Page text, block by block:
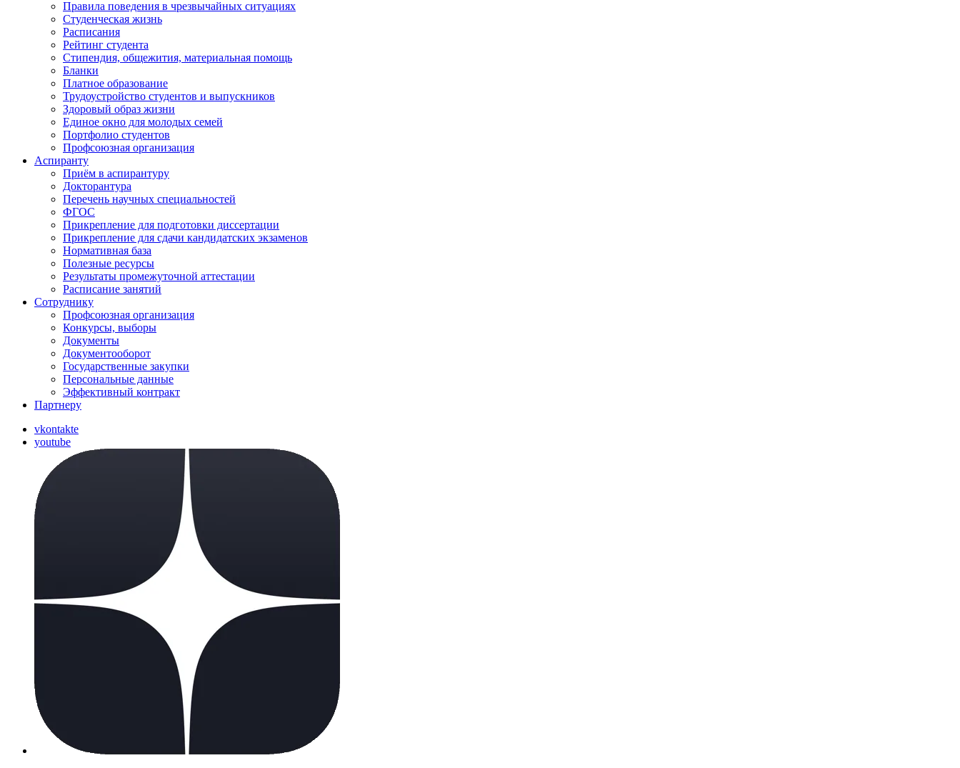
Правила поведения в чрезвычайных ситуациях
Студенческая жизнь
Расписания
Рейтинг студента
Стипендия, общежития, материальная помощь
Бланки
Платное образование
Трудоустройство студентов и выпускников
Здоровый образ жизни
Единое окно для молодых семей
Портфолио студентов
Профсоюзная организация
Аспиранту
Приём в аспирантуру
Докторантура
Перечень научных специальностей
ФГОС
Прикрепление для подготовки диссертации
Прикрепление для сдачи кандидатских экзаменов
Нормативная база
Полезные ресурсы
Результаты промежуточной аттестации
Расписание занятий
Сотруднику
Профсоюзная организация
Конкурсы, выборы
Документы
Документооборот
Государственные закупки
Персональные данные
Эффективный контракт
Партнеру
vkontakte
youtube